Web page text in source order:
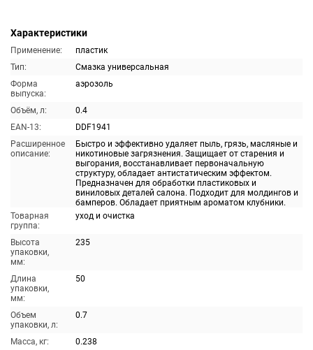
Характеристики
Применение:
пластик
Тип:
Смазка универсальная
Форма
выпуска:
аэрозоль
Объём, л:
0.4
EAN-13:
DDF1941
Расширенное
описание:
Быстро и эффективно удаляет пыль, грязь, масляные и
никотиновые загрязнения. Защищает от старения и
выгорания, восстанавливает первоначальную
структуру, обладает антистатическим эффектом.
Предназначен для обработки пластиковых и
виниловых деталей салона. Подходит для молдингов и
бамперов. Обладает приятным ароматом клубники.
Товарная
группа:
уход и очистка
Высота
упаковки,
мм:
235
Длина
упаковки,
мм:
50
Объем
упаковки, л:
0.7
Масса, кг:
0.238